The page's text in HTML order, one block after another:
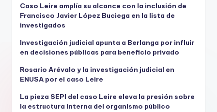
Caso Leire amplía su alcance con la inclusión de
Francisco Javier López Buciega en la lista de
investigados
Investigación judicial apunta a Berlanga por influir
en decisiones públicas para beneficio privado
Rosario Arévalo y la investigación judicial en
ENUSA por el caso Leire
La pieza SEPI del caso Leire eleva la presión sobre
la estructura interna del organismo público